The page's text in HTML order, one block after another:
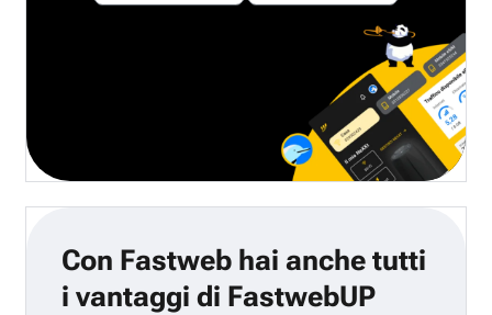
Con Fastweb hai anche tutti
i vantaggi di FastwebUP